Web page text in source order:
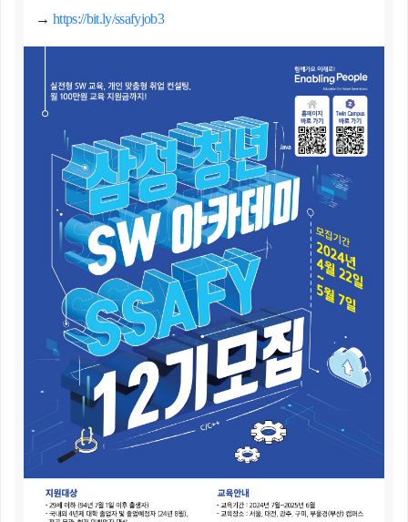
→ https://bit.ly/ssafyjob3